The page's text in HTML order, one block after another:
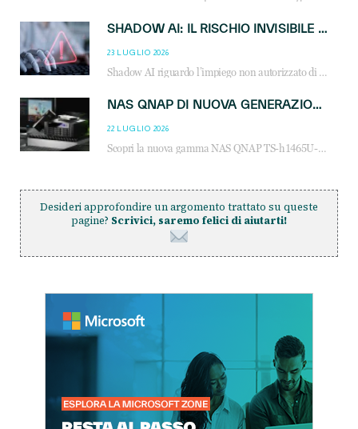
SHADOW AI: IL RISCHIO INVISIBILE CHE LE AZIENDE POSSONO GOVERNARE
23 LUGLIO 2026
Shadow AI riguardo l’impiego non autorizzato di sistemi AI all’interno dell’azienda. E’ una pratica che si diffonde a partire dai dipendenti fino ai dirigenti e mette a repentaglio la cybersecurity, con costi più elevati per le organizzazioni. Due recenti report illustrano il fenomeno e forniscono dati in merito
NAS QNAP DI NUOVA GENERAZIONE: PIÙ PRESTAZIONI, SCALABILITÀ E PROTEZIONE DEI DATI PER LE INFRASTRUTTURE IT MODERNE
22 LUGLIO 2026
Scopri la nuova gamma NAS QNAP TS-h1465U-RP, TS-h1065eU e TS-h665U: storage aziendale con ZFS, DDR5, E1.S NVMe e connettività 2.5GbE per backup, virtualizzazione e cybersecurity.
Desideri approfondire un argomento trattato su queste
pagine? Scrivici, saremo felici di aiutarti!